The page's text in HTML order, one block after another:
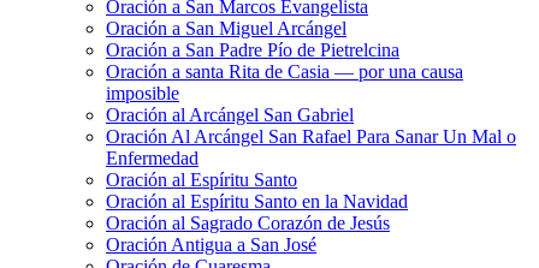
Oración a San Marcos Evangelista
Oración a San Miguel Arcángel
Oración a San Padre Pío de Pietrelcina
Oración a santa Rita de Casia — por una causa
imposible
Oración al Arcángel San Gabriel
Oración Al Arcángel San Rafael Para Sanar Un Mal o
Enfermedad
Oración al Espíritu Santo
Oración al Espíritu Santo en la Navidad
Oración al Sagrado Corazón de Jesús
Oración Antigua a San José